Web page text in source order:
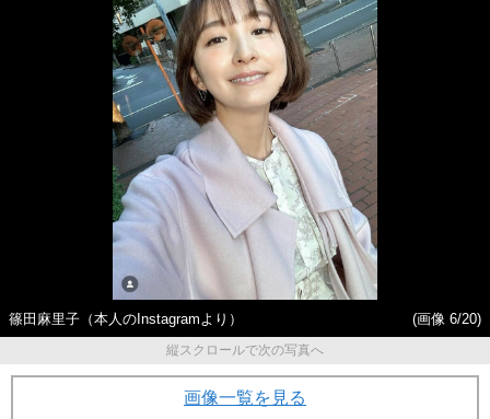
篠田麻里子（本人のInstagramより）
(画像 6/20)
縦スクロールで次の写真へ
画像一覧を見る